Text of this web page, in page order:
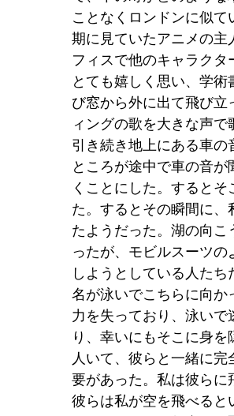
ことなくロンドンに似
期に見ていたアニメの主
フィスで他のキャラク
とても嬉しく思い、学
び窓から外に出て飛び
ィングの歌を大きな声
引き続き地上にある車の
ところが途中で車の音
くことにした。すると
た。するとその瞬間に、
たようだった。湖の向
ったが、モビルスーツ
しようとしている人た
名が泳いでこちらに向か
力を失っており、泳い
り、幸いにもそこに身
人いて、彼らと一緒に
要があった。私は彼らに
彼らは私が空を飛べると